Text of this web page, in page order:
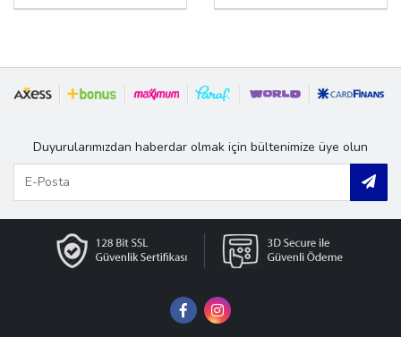
Duyurularımızdan haberdar olmak için bültenimize üye olun